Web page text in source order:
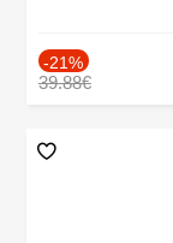
-21%
39.88€